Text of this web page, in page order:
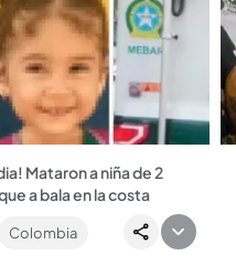
Mataron a niña de 2
a bala en la costa
madre en la puerta de
Autoridades ofrecen
Colombia